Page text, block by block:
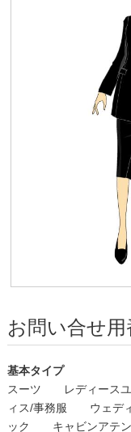
お問い合せ用
基本タイプ
スーツ
レディース
ィス/事務服
ウェデ
ック
キャビンアテ